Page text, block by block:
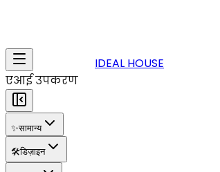
IDEAL HOUSE
एआई उपकरण
✨सामान्य
🛠️डिज़ाइन